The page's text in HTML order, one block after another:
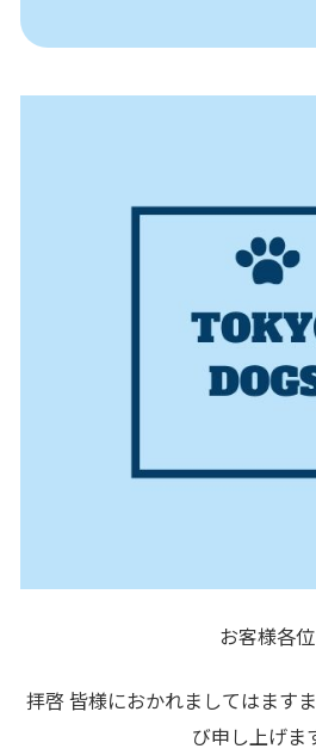
お客様各位
拝啓 皆様におかれましてはます
び申し上げま